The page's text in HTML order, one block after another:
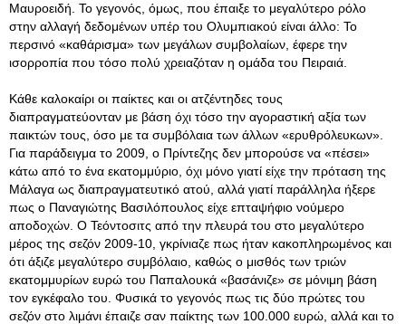
Μαυροειδή. Το γεγονός, όμως, που έπαιξε το μεγαλύτερο ρόλο
στην αλλαγή δεδομένων υπέρ του Ολυμπιακού είναι άλλο: Το
περσινό «καθάρισμα» των μεγάλων συμβολαίων, έφερε την
ισορροπία που τόσο πολύ χρειαζόταν η ομάδα του Πειραιά.
Κάθε καλοκαίρι οι παίκτες και οι ατζέντηδες τους
διαπραγματεύονταν με βάση όχι τόσο την αγοραστική αξία των
παικτών τους, όσο με τα συμβόλαια των άλλων «ερυθρόλευκων».
Για παράδειγμα το 2009, ο Πρίντεζης δεν μπορούσε να «πέσει»
κάτω από το ένα εκατομμύριο, όχι μόνο γιατί είχε την πρόταση της
Μάλαγα ως διαπραγματευτικό ατού, αλλά γιατί παράλληλα ήξερε
πως ο Παναγιώτης Βασιλόπουλος είχε επταψήφιο νούμερο
αποδοχών . Ο Τεόντοσιτς από την πλευρά του στο μεγαλύτερο
μέρος της σεζόν 2009-10, γκρίνιαζε πως ήταν κακοπληρωμένος και
ότι άξιζε μεγαλύτερο συμβόλαιο, καθώς ο μισθός των τριών
εκατομμυρίων ευρώ του Παπαλουκά «βασάνιζε» σε μόνιμη βάση
τον εγκέφαλο του. Φυσικά το γεγονός πως τις δύο πρώτες του
σεζόν στο λιμάνι έπαιζε σαν παίκτης των 100.000 ευρώ, αλλά και το